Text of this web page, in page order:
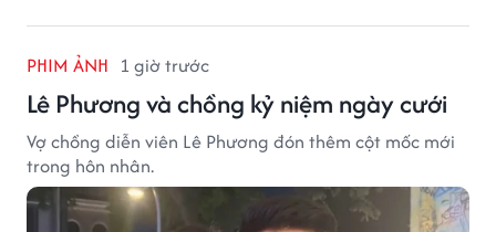
PHIM ẢNH 1 giờ trước
Lê Phương và chồng kỷ niệm ngày cưới
Vợ chồng diễn viên Lê Phương đón thêm cột mốc mới
trong hôn nhân.